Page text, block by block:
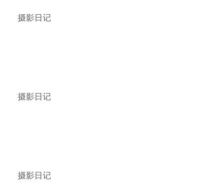
摄影日记
摄影日记
摄影日记